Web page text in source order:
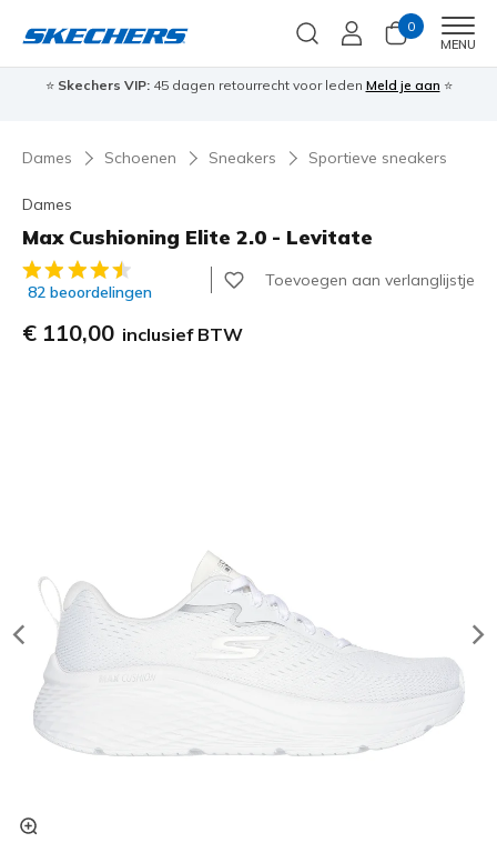
0
MENU
⭐ Skechers VIP:45 dagen retourrecht voor leden Meld je aan ⭐
Dames Schoenen Sneakers Sportieve sneakers
Dames
Max Cushioning Elite 2.0 - Levitate
4,8 van de 5 klantbeoordelingen
82 beoordelingen
Toevoegen aan verlanglijstje
€ 110,00 inclusief BTW